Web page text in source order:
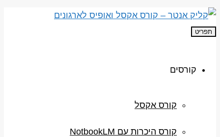
תפריט
קורסים
קורס אקסל
קורס היכרות עם NotbookLM